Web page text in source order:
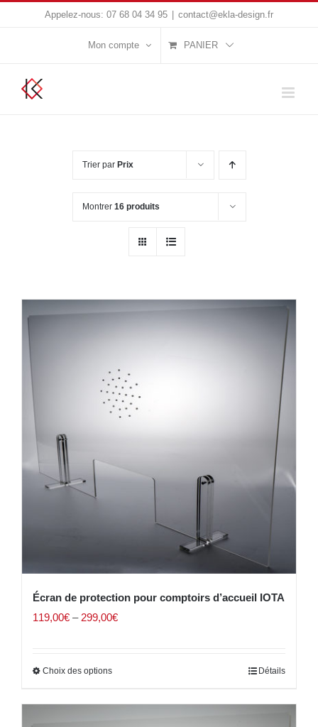
Appelez-nous: 07 68 04 34 95 contact@ekla-design.fr
Mon compte PANIER
Trier par Prix
Montrer 16 produits
Écran de protection pour comptoirs d’accueil IOTA
119,00€ – 299,00€
Choix des options Détails